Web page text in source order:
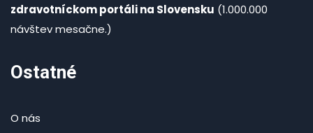
zdravotníckom portáli na Slovensku (1.000.000
návštev mesačne.)
Ostatné
O nás